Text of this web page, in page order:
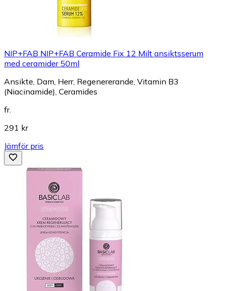
NIP+FAB NIP+FAB Ceramide Fix 12 Milt ansiktsserum
med ceramider 50ml
Ansikte, Dam, Herr, Regenererande, Vitamin B3
(Niacinamide), Ceramides
fr.
291 kr
Jämför pris